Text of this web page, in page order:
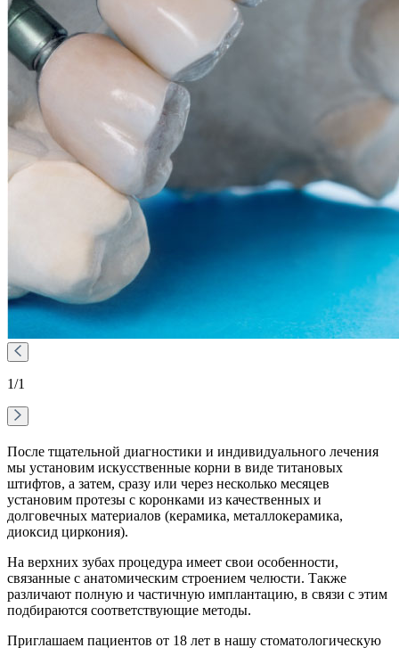
1/1
После тщательной диагностики и индивидуального лечения
мы установим искусственные корни в виде титановых
штифтов, а затем, сразу или через несколько месяцев
установим протезы с коронками из качественных и
долговечных материалов (керамика, металлокерамика,
диоксид циркония).
На верхних зубах процедура имеет свои особенности,
связанные с анатомическим строением челюсти. Также
различают полную и частичную имплантацию, в связи с этим
подбираются соответствующие методы.
Приглашаем пациентов от 18 лет в нашу стоматологическую